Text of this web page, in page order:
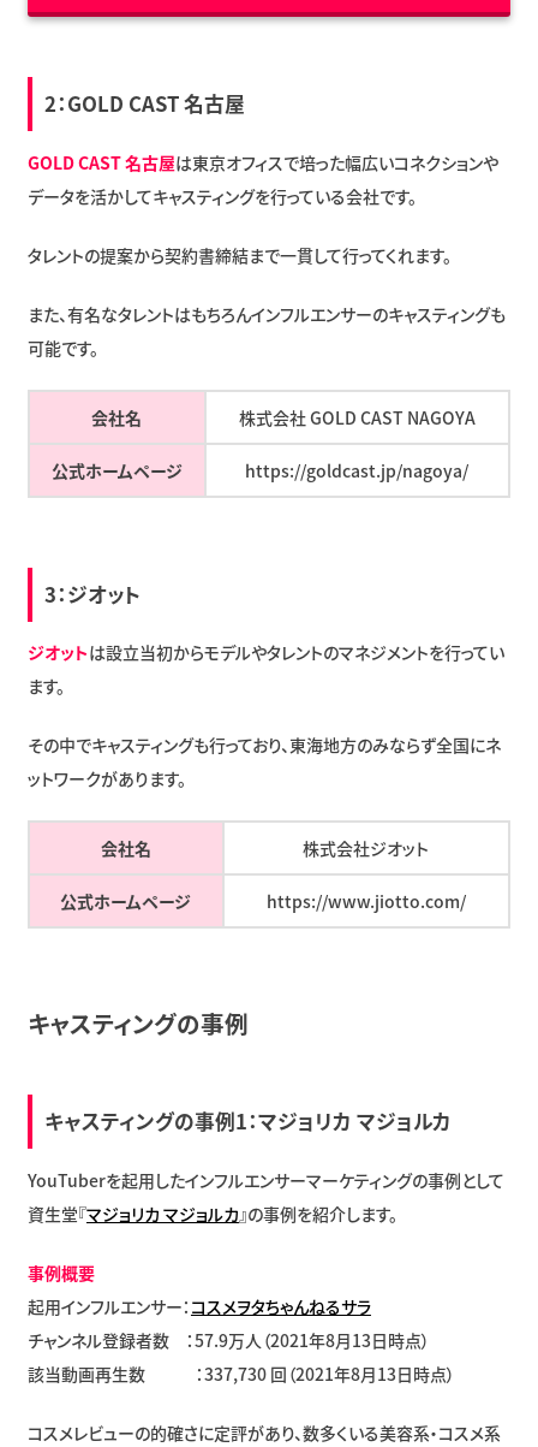
2：GOLD CAST 名古屋
GOLD CAST 名古屋は東京オフィスで培った幅広いコネクションや
データを活かしてキャスティングを行っている会社です。
タレントの提案から契約書締結まで一貫して行ってくれます。
また、有名なタレントはもちろんインフルエンサーのキャスティングも
可能です。
会社名 株式会社 GOLD CAST NAGOYA
公式ホームページ https://goldcast.jp/nagoya/
3：ジオット
ジオットは設立当初からモデルやタレントのマネジメントを行ってい
ます。
その中でキャスティングも行っており、東海地方のみならず全国にネ
ットワークがあります。
会社名 株式会社ジオット
公式ホームページ https://www.jiotto.com/
キャスティングの事例
キャスティングの事例1：マジョリカ マジョルカ
YouTuberを起用したインフルエンサーマーケティングの事例として
資生堂『マジョリカ マジョルカ 』の事例を紹介します。
事例概要
起用インフルエンサー： コスメヲタちゃんねるサラ
チャンネル登録者数 ：57.9万人（2021年8月13日時点）
該当動画再生数 ：337,730 回（2021年8月13日時点）
コスメレビューの的確さに定評があり、数多くいる美容系・コスメ系